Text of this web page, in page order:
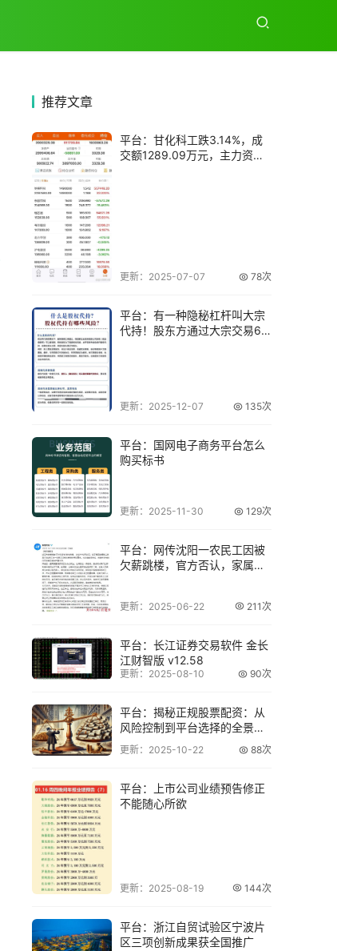
推荐文章
平台：甘化科工跌3.14%，成
交额1289.09万元，主力资金
更新：2025-07-07 78次
平台：有一种隐秘杠杆叫大宗
代持！股东方通过大宗交易6
更新：2025-12-07 135次
平台：国网电子商务平台怎么
购买标书
更新：2025-11-30 129次
平台：网传沈阳一农民工因被
欠薪跳楼，官方否认，家属感
更新：2025-06-22 211次
平台：长江证券交易软件 金长
江财智版 v12.58
更新：2025-08-10 90次
平台：揭秘正规股票配资：从
风险控制到平台选择的全景分
析
更新：2025-10-22 88次
平台：上市公司业绩预告修正
不能随心所欲
更新：2025-08-19 144次
平台：浙江自贸试验区宁波片
区三项创新成果获全国推广